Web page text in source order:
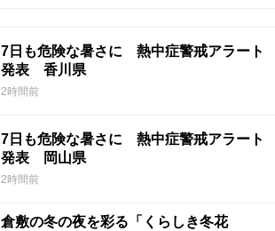
7日も危険な暑さに 熱中症警戒アラート
発表 香川県
2時間前
7日も危険な暑さに 熱中症警戒アラート
発表 岡山県
2時間前
倉敷の冬の夜を彩る「くらしき冬花